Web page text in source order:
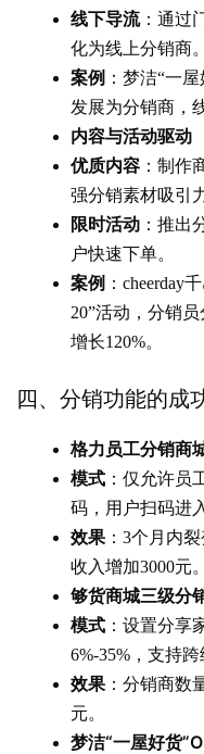
线下导流：通过
化为线上分销商。
案例 ：梦洁“一
发展为分销商，
内容与活动驱动
优质内容 ：制作
强分销素材吸引
限时活动 ：推出
户快速下单。
案例 ：cheerday
20”活动，分销
增长120%。
四、分销功能的成
格力员工分销商
模式 ：仅允许员
码，用户扫码进
效果 ：3个月内
收入增加3000元。
够货商城三级分
模式 ：设置分享
6%-35%，支持跨
效果 ：分销商数
元。
梦洁“一屋好货